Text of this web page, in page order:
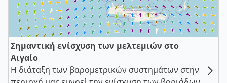
Σημαντική ενίσχυση των μελτεμιών στο
Αιγαίο
Η διάταξη των βαρομετρικών συστημάτων στην